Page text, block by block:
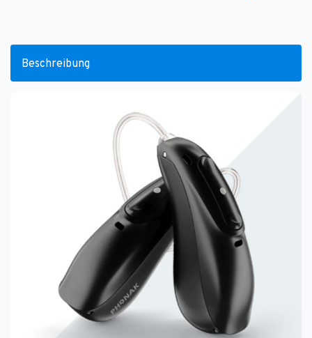
Beschreibung